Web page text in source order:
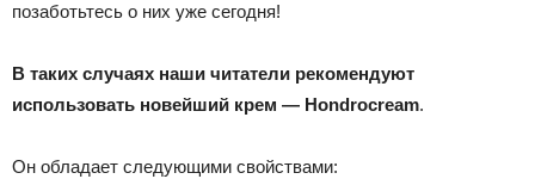
позаботьтесь о них уже сегодня!
В таких случаях наши читатели рекомендуют
использовать новейший крем — Hondrocream.
Он обладает следующими свойствами: